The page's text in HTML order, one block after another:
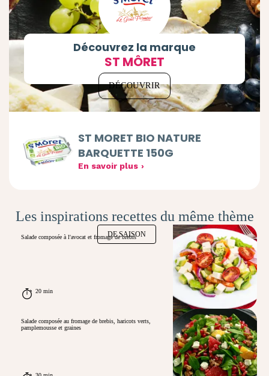
Découvrez la marque
ST MÔRET
DÉCOUVRIR
ST MORET BIO NATURE
BARQUETTE 150G
En savoir plus
Les inspirations recettes du même thème
DE SAISON
Salade composée à l'avocat et fromage de brebis
20 min
Salade composée au fromage de brebis, haricots verts,
pamplemousse et graines